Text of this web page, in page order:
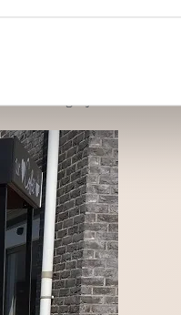
benodigdheden. Wij
zelfs mogelijk om uw naam